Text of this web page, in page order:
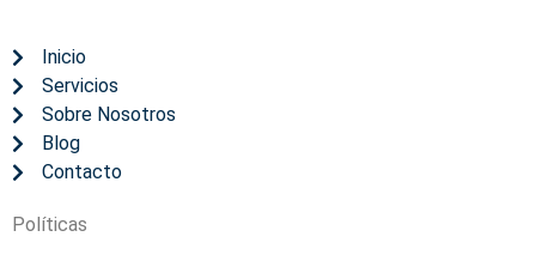
Inicio
Servicios
Sobre Nosotros
Blog
Contacto
Políticas